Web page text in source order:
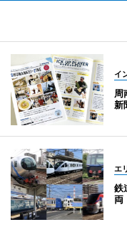
イ
周
新
エ
鉄
両